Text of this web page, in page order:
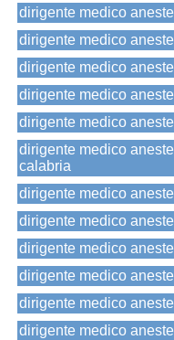
dirigente medico
dirigente medico
dirigente medico
dirigente medico
dirigente medico
dirigente medico
calabria
dirigente medico
dirigente medico
dirigente medico
dirigente medico
dirigente medico
dirigente medico